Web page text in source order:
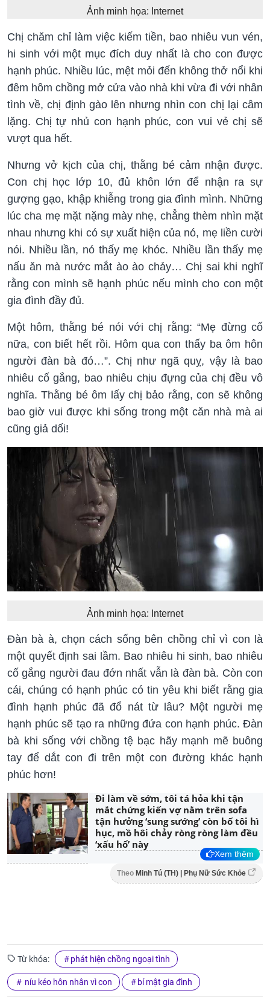
Ảnh minh họa: Internet
Chị chăm chỉ làm việc kiếm tiền, bao nhiêu vun vén,
hi sinh với một mục đích duy nhất là cho con được
hạnh phúc. Nhiều lúc, mệt mỏi đến không thở nổi khi
đêm hôm chồng mở cửa vào nhà khi vừa đi với nhân
tình về, chị định gào lên nhưng nhìn con chị lại câm
lặng. Chị tự nhủ con hạnh phúc, con vui vẻ chị sẽ
vượt qua hết.
Nhưng vở kịch của chị, thằng bé cảm nhận được.
Con chị học lớp 10, đủ khôn lớn để nhận ra sự
gượng gạo, khập khiễng trong gia đình mình. Những
lúc cha mẹ mặt nặng mày nhẹ, chẳng thèm nhìn mặt
nhau nhưng khi có sự xuất hiện của nó, mẹ liền cười
nói. Nhiều lần, nó thấy mẹ khóc. Nhiều lần thấy mẹ
nấu ăn mà nước mắt ào ào chảy… Chị sai khi nghĩ
rằng con mình sẽ hạnh phúc nếu mình cho con một
gia đình đầy đủ.
Một hôm, thằng bé nói với chị rằng: “Mẹ đừng cố
nữa, con biết hết rồi. Hôm qua con thấy ba ôm hôn
người đàn bà đó…”. Chị như ngã quỵ, vậy là bao
nhiêu cố gắng, bao nhiêu chịu đựng của chị đều vô
nghĩa. Thằng bé ôm lấy chị bảo rằng, con sẽ không
bao giờ vui được khi sống trong một căn nhà mà ai
cũng giả dối!
Ảnh minh họa: Internet
Đàn bà à, chọn cách sống bên chồng chỉ vì con là
một quyết định sai lầm. Bao nhiêu hi sinh, bao nhiêu
cố gắng người đau đớn nhất vẫn là đàn bà. Còn con
cái, chúng có hạnh phúc có tin yêu khi biết rằng gia
đình hạnh phúc đã đổ nát từ lâu? Một người mẹ
hạnh phúc sẽ tạo ra những đứa con hạnh phúc. Đàn
bà khi sống với chồng tệ bạc hãy mạnh mẽ buông
tay để dắt con đi trên một con đường khác hạnh
phúc hơn!
Đi làm về sớm, tôi tá hỏa khi tận
mắt chứng kiến vợ nằm trên sofa
tận hưởng ‘sung sướng’ còn bố tôi hì
hục, mồ hôi chảy ròng ròng làm đều
‘xấu hổ’ này
Xem thêm
Theo Minh Tú (TH) | Phụ Nữ Sức Khỏe
Từ khóa: phát hiện chồng ngoại tình
níu kéo hôn nhân vì con bí mật gia đình